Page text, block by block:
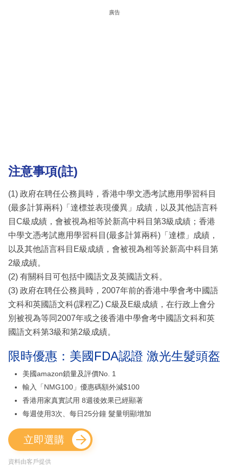
廣告
注意事項(註)
(1) 政府在聘任公務員時，香港中學文憑考試應用學習科目
(最多計算兩科)「達標並表現優異」成績，以及其他語言科
目C級成績，會被視為相等於新高中科目第3級成績；香港
中學文憑考試應用學習科目(最多計算兩科)「達標」成績，
以及其他語言科目E級成績，會被視為相等於新高中科目第
2級成績。
(2) 有關科目可包括中國語文及英國語文科。
(3) 政府在聘任公務員時，2007年前的香港中學會考中國語
文科和英國語文科(課程乙) C級及E級成績，在行政上會分
別被視為等同2007年或之後香港中學會考中國語文科和英
國語文科第3級和第2級成績。
限時優惠：美國FDA認證 激光生髮頭盔
美國amazon鎖量及評價No. 1
輸入「NMG100」優惠碼額外減$100
香港用家真實試用 8週後效果已經顯著
每週使用3次、每日25分鐘 髮量明顯增加
立即選購
資料由客戶提供